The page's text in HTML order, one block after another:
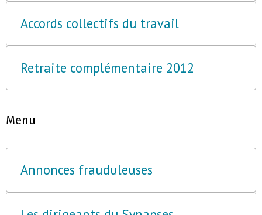
Accords collectifs du travail
Retraite complémentaire 2012
Menu
Annonces frauduleuses